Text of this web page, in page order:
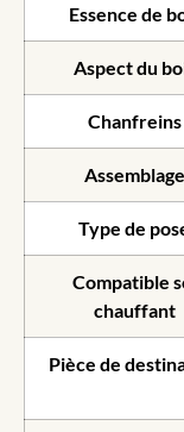
Essence de
Aspect du
Chanfreins
Assemblage
Type de
Compatible
chauffant
Pièce de